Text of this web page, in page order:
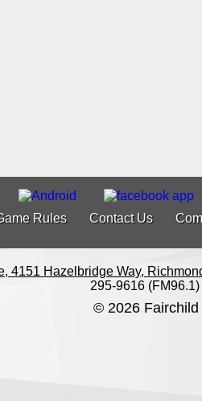
Rules Contact Us
4151 Hazelbridge Way,
295-9616 (FM96.1)
© 2026 Fairchild